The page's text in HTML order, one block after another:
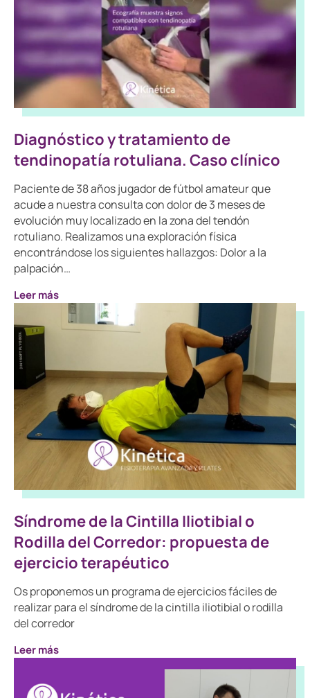
Diagnóstico y tratamiento de
tendinopatía rotuliana. Caso clínico
Paciente de 38 años jugador de fútbol amateur que
acude a nuestra consulta con dolor de 3 meses de
evolución muy localizado en la zona del tendón
rotuliano. Realizamos una exploración física
encontrándose los siguientes hallazgos: Dolor a la
palpación…
Leer más
Síndrome de la Cintilla Iliotibial o
Rodilla del Corredor: propuesta de
ejercicio terapéutico
Os proponemos un programa de ejercicios fáciles de
realizar para el síndrome de la cintilla iliotibial o rodilla
del corredor
Leer más